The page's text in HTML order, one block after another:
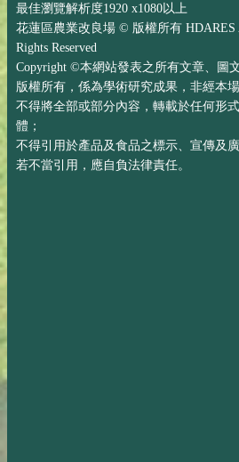
最佳瀏覽解析度1920 x1080以上
花蓮區農業改良場 © 版權所有 HDARES
Rights Reserved
Copyright ©本網站發表之所有文章、圖
版權所有，係為學術研究成果，非經本
不得將全部或部分內容，轉載於任何形
體；
不得引用於產品及食品之標示、宣傳及廣
若不當引用，應自負法律責任。